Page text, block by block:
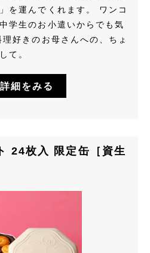
を運んでくれます。 ワンコ
学生のお小遣いからでも気
好きのお母さんへの、ちょ
て。
細をみる
24枚入 限定缶［資生